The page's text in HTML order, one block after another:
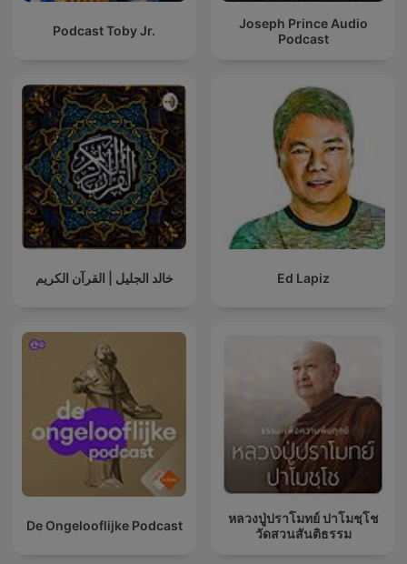
Podcast Toby Jr.
Joseph Prince Audio
Podcast
خالد الجليل | القرآن الكريم Ed Lapiz
De Ongelooflijke Podcast
หลวงปู่ปราโมทย์ ปาโมชฺโช
วัดสวนสันติธรรม